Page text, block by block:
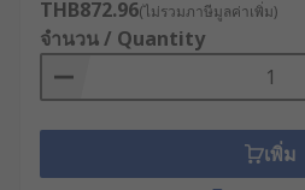
อุตสาหกรรมเคมี : ป้องกันกา
เคมีรุนแรงเข้าสู่ดวงตาและ
โรงพยาบาลและคลินิก : ป้อ
เกิดจากการดูแลรักษาผู้ป่วย
อุตสาหกรรมอาหาร : ใช้ใน
THB872.96(ไม่รวมภาษีมูลค่าเพิ่ม)
จำนวน / Quantity
เพิ่ม